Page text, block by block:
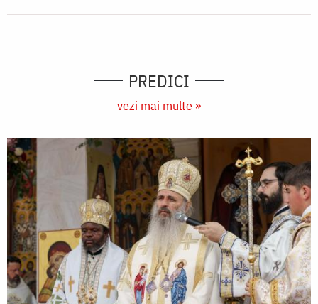
PREDICI
vezi mai multe »